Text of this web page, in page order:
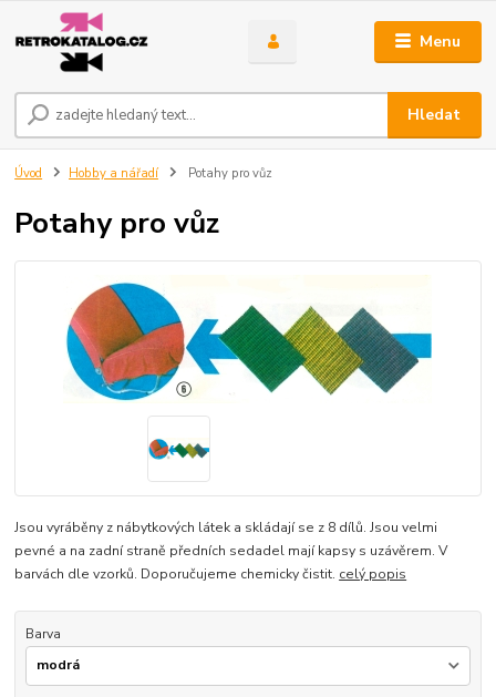
Menu
Hledat
Úvod Hobby a nářadí Potahy pro vůz
Potahy pro vůz
Jsou vyráběny z nábytkových látek a skládají se z 8 dílů. Jsou velmi
pevné a na zadní straně předních sedadel mají kapsy s uzávěrem. V
barvách dle vzorků. Doporučujeme chemicky čistit. celý popis
Barva